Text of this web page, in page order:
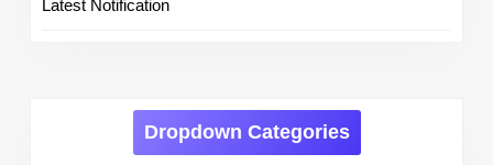
Latest Notification
Dropdown Categories